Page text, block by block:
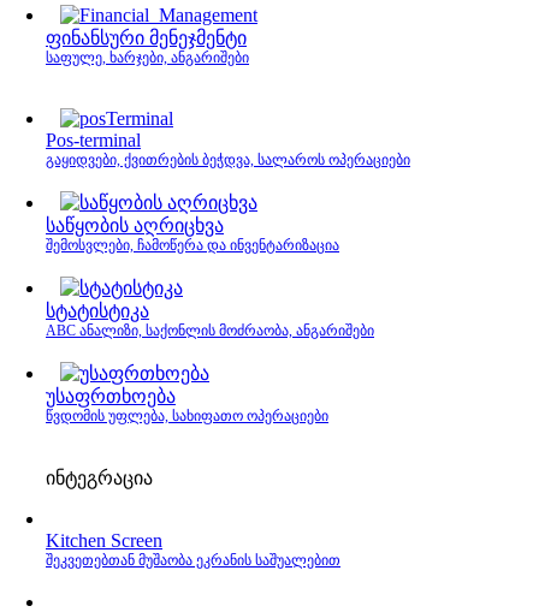
ფინანსური მენეჯმენტი
საფულე, ხარჯები, ანგარიშები
Pos-terminal
გაყიდვები, ქვითრების ბეჭდვა, სალაროს ოპერაციები
საწყობის აღრიცხვა
შემოსვლები, ჩამოწერა და ინვენტარიზაცია
სტატისტიკა
ABC ანალიზი, საქონლის მოძრაობა, ანგარიშები
უსაფრთხოება
წვდომის უფლება, სახიფათო ოპერაციები
ინტეგრაცია
Kitchen Screen
შეკვეთებთან მუშაობა ეკრანის საშუალებით